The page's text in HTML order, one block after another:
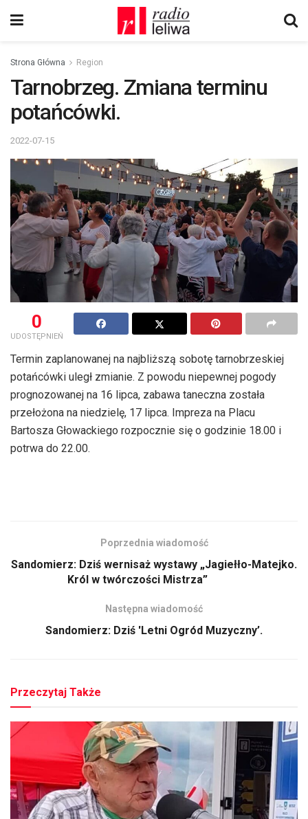
Strona Główna Region
Tarnobrzeg. Zmiana terminu
potańcówki.
2022-07-15
0
UDOSTĘPNIEŃ
Termin zaplanowanej na najbliższą sobotę tarnobrzeskiej
potańcówki uległ zmianie. Z powodu niepewnej pogody
prognozowanej na 16 lipca, zabawa taneczna została
przełożona na niedzielę, 17 lipca. Impreza na Placu
Bartosza Głowackiego rozpocznie się o godzinie 18.00 i
potrwa do 22.00.
Poprzednia wiadomość
Sandomierz: Dziś wernisaż wystawy „Jagiełło-Matejko.
Król w twórczości Mistrza”
Następna wiadomość
Sandomierz: Dziś 'Letni Ogród Muzyczny’.
Przeczytaj Także